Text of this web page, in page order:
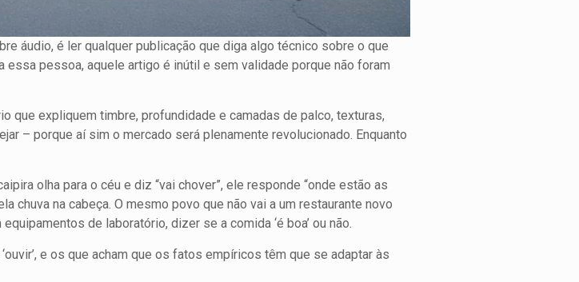
áudio, é ler qualquer publicação que diga algo técnico sobre o que
essa pessoa, aquele artigo é inútil e sem validade porque não foram
que expliquem timbre, profundidade e camadas de palco, texturas,
– porque aí sim o mercado será plenamente revolucionado. Enquanto
olha para o céu e diz “vai chover”, ele responde “onde estão as
chuva na cabeça. O mesmo povo que não vai a um restaurante novo
de laboratório, dizer se a comida ‘é boa’ ou não.
e os que acham que os fatos empíricos têm que se adaptar às